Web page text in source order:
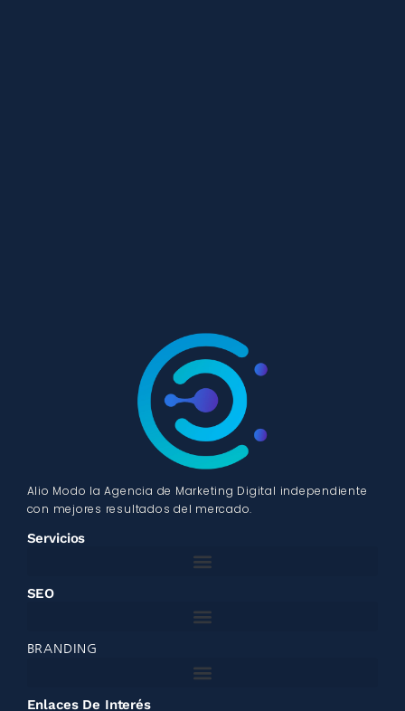
Alio Modo la Agencia de Marketing Digital independiente
con mejores resultados del mercado.
Servicios
SEO
BRANDING
Enlaces De Interés